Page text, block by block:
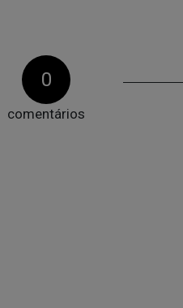
0
comentários